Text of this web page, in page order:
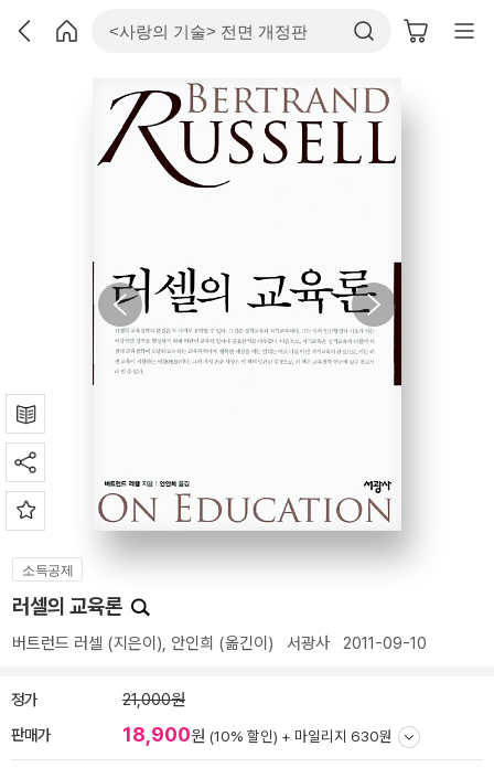
소득공제
러셀의 교육론
버트런드 러셀 (지은이), 안인희 (옮긴이) 서광사 2011-09-10
정가 21,000원
판매가 18,900원 (10% 할인) + 마일리지 630원